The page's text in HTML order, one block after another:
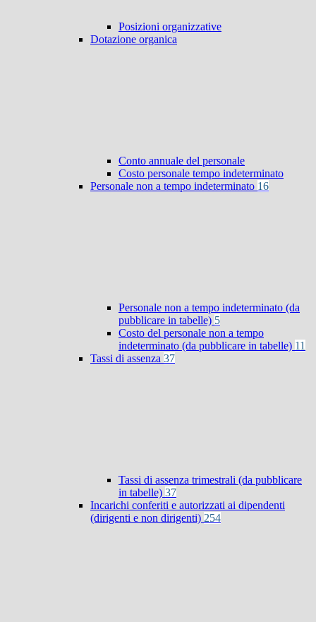
Posizioni organizzative
Dotazione organica
Conto annuale del personale
Costo personale tempo indeterminato
Personale non a tempo indeterminato 16
Personale non a tempo indeterminato (da
pubblicare in tabelle) 5
Costo del personale non a tempo
indeterminato (da pubblicare in tabelle) 11
Tassi di assenza 37
Tassi di assenza trimestrali (da pubblicare
in tabelle) 37
Incarichi conferiti e autorizzati ai dipendenti
(dirigenti e non dirigenti) 254